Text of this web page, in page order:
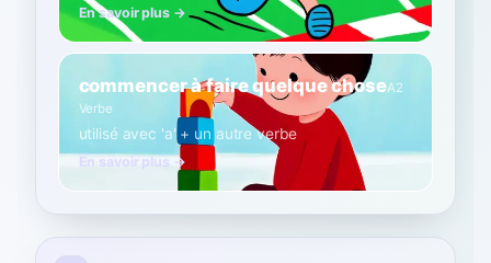
En savoir plus →
commencer à faire quelque choseA2
Verbe
utilisé avec 'a' + un autre verbe
En savoir plus →